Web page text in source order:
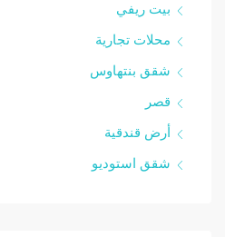
بيت ريفي
محلات تجارية
شقق بنتهاوس
قصر
أرض قندقية
شقق استوديو